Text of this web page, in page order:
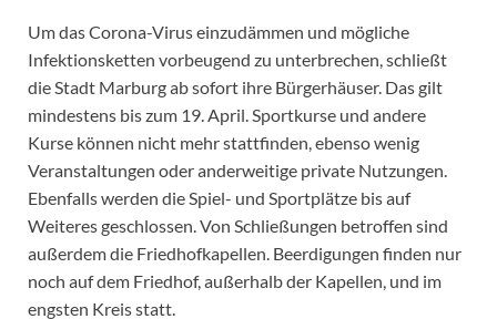
Um das Corona-Virus einzudämmen und mögliche
Infektionsketten vorbeugend zu unterbrechen, schließt
die Stadt Marburg ab sofort ihre Bürgerhäuser. Das gilt
mindestens bis zum 19. April. Sportkurse und andere
Kurse können nicht mehr stattfinden, ebenso wenig
Veranstaltungen oder anderweitige private Nutzungen.
Ebenfalls werden die Spiel- und Sportplätze bis auf
Weiteres geschlossen. Von Schließungen betroffen sind
außerdem die Friedhofkapellen. Beerdigungen finden nur
noch auf dem Friedhof, außerhalb der Kapellen, und im
engsten Kreis statt.